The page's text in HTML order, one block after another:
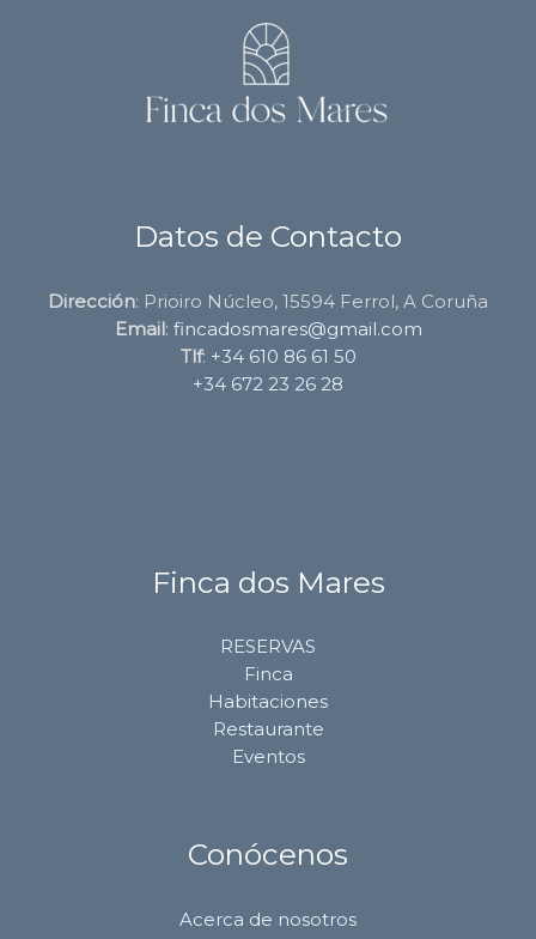
Datos de Contacto
Dirección: Prioiro Núcleo, 15594 Ferrol, A Coruña
Email: fincadosmares@gmail.com
Tlf: +34 610 86 61 50
+34 672 23 26 28
Finca dos Mares
RESERVAS
Finca
Habitaciones
Restaurante
Eventos
Conócenos
Acerca de nosotros